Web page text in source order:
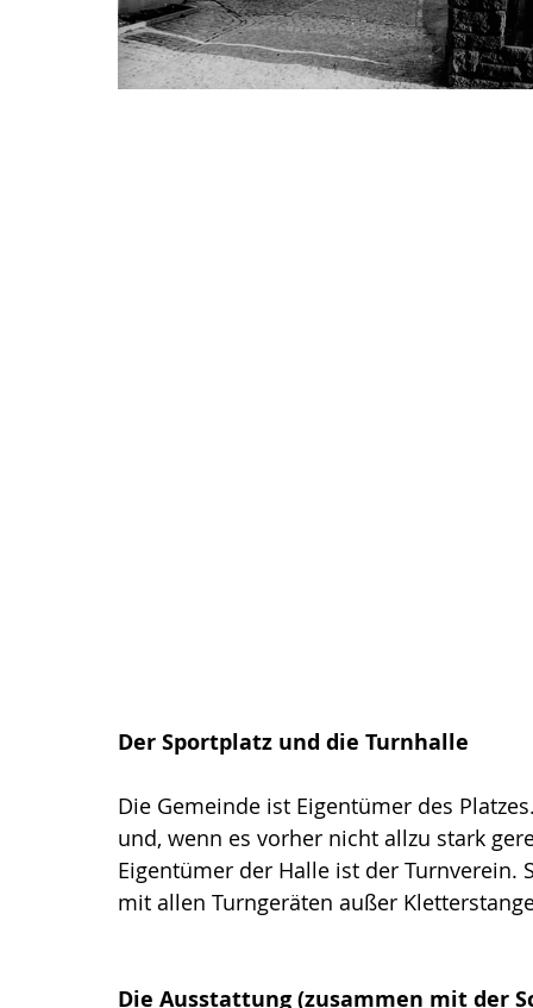
Der Sportplatz und die Turnhalle
Die Gemeinde ist Eigentümer des
und, wenn es vorher nicht allzu stark
Eigentümer der Halle ist der
mit allen Turngeräten außer
Die Ausstattung (zusammen mit der